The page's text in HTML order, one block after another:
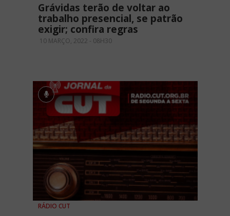
Grávidas terão de voltar ao
trabalho presencial, se patrão
exigir; confira regras
10 MARÇO, 2022 - 08H30
RÁDIO CUT